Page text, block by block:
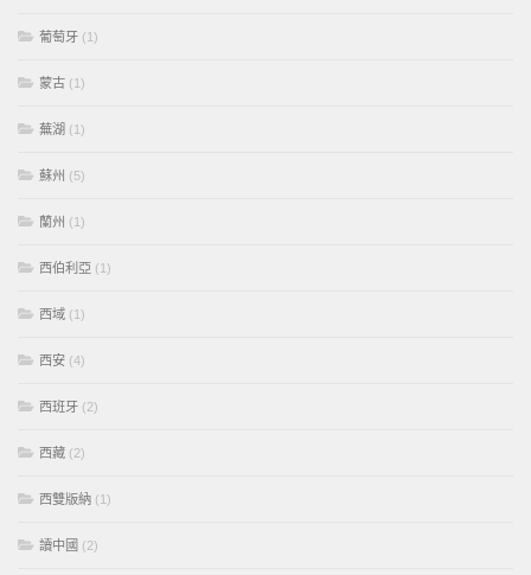
葡萄牙 (1)
蒙古 (1)
蕪湖 (1)
蘇州 (5)
蘭州 (1)
西伯利亞 (1)
西域 (1)
西安 (4)
西班牙 (2)
西藏 (2)
西雙版納 (1)
讀中國 (2)